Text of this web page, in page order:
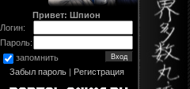
Привет: Шпион
Логин:
Пароль:
запомнить
Забыл пароль| Регистрация